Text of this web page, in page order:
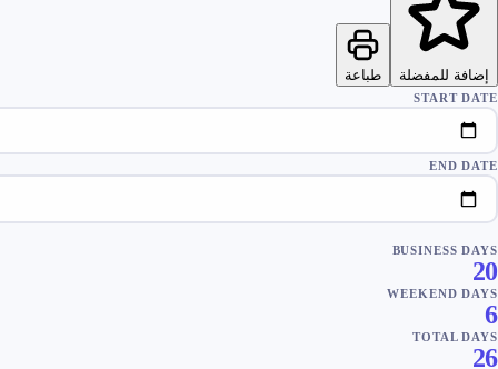
إضافة للمفضلة طباعة
START DATE
END DATE
BUSINESS DAYS
20
WEEKEND DAYS
6
TOTAL DAYS
26